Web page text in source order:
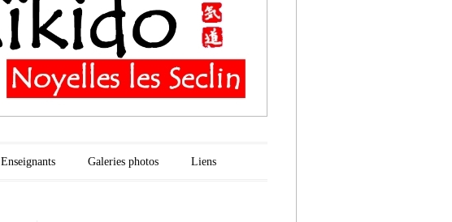
Enseignants Galeries photos Liens